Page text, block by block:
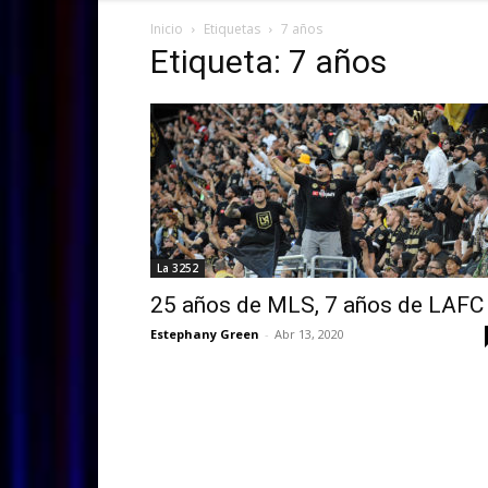
Inicio Etiquetas 7 años
Etiqueta: 7 años
La 3252
25 años de MLS, 7 años de LAFC
Estephany Green - Abr 13, 2020